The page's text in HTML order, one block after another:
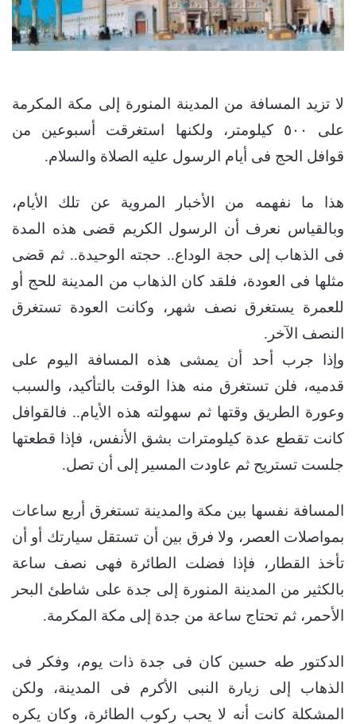
لا تزيد المسافة من المدينة المنورة إلى مكة المكرمة
على ٥٠٠ كيلومتر، ولكنها استغرقت أسبوعين من
قوافل الحج فى أيام الرسول عليه الصلاة والسلام.
هذا ما نفهمه من الأخبار المروية عن تلك الأيام،
وبالقياس نعرف أن الرسول الكريم قضى هذه المدة
فى الذهاب إلى حجة الوداع.. حجته الوحيدة.. ثم قضى
مثلها فى العودة، فلقد كان الذهاب من المدينة للحج أو
للعمرة يستغرق نصف شهر، وكانت العودة تستغرق
النصف الآخر.
وإذا جرب أحد أن يمشى هذه المسافة اليوم على
قدميه، فلن تستغرق منه هذا الوقت بالتأكيد، والسبب
وعورة الطريق وقتها ثم سهولته هذه الأيام.. فالقوافل
كانت تقطع عدة كيلومترات بشق الأنفس، فإذا قطعتها
جلست تستريح ثم عاودت المسير إلى أن تصل.
المسافة نفسها بين مكة والمدينة تستغرق أربع ساعات
بمواصلات العصر، ولا فرق بين أن تستقل سيارتك أو أن
تأخذ القطار، فإذا فضلت الطائرة فهى نصف ساعة
بالكثير من المدينة المنورة إلى جدة على شاطئ البحر
الأحمر، ثم تحتاج ساعة من جدة إلى مكة المكرمة.
الدكتور طه حسين كان فى جدة ذات يوم، وفكر فى
الذهاب إلى زيارة النبى الأكرم فى المدينة، ولكن
المشكلة كانت أنه لا يحب ركوب الطائرة، وكان يكره